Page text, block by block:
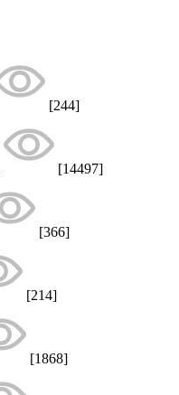
[244]
[14497]
[366]
[214]
[1868]